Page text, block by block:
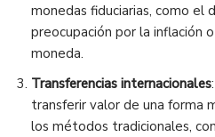
monedas fiduciarias, como el
preocupación por la inflación
moneda.
Transferencias internacionales
transferir valor de una forma
los métodos tradicionales,